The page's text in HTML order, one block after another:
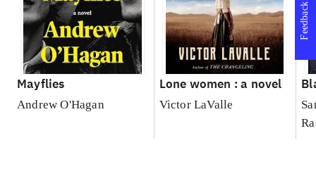
Mayflies
Andrew O'Hagan
Lone women : a novel
Victor LaValle
Feedback